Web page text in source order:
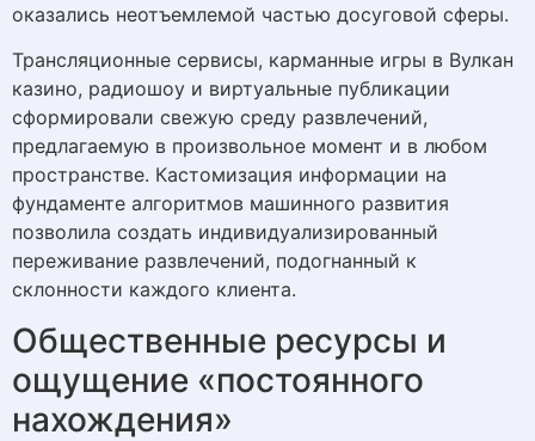
оказались неотъемлемой частью досуговой сферы.
Трансляционные сервисы, карманные игры в Вулкан
казино, радиошоу и виртуальные публикации
сформировали свежую среду развлечений,
предлагаемую в произвольное момент и в любом
пространстве. Кастомизация информации на
фундаменте алгоритмов машинного развития
позволила создать индивидуализированный
переживание развлечений, подогнанный к
склонности каждого клиента.
Общественные ресурсы и
ощущение «постоянного
нахождения»